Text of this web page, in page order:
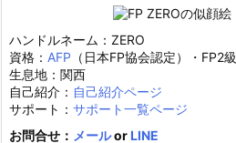
ハンドルネーム：ZERO
資格： AFP （日本FP協会認定）・FP2級
生息地：関西
自己紹介： 自己紹介ページ
サポート： サポート一覧ページ
お問合せ： メールor LINE